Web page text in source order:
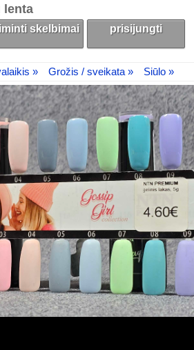
lenta
skelbimai prisijungti
» Grožis / sveikata » Siūlo »